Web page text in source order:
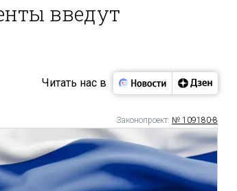
введут
Читать нас в
Законопроект: № 109180-8